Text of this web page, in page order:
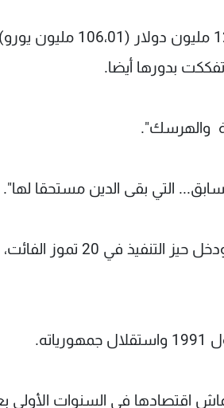
وذكرت وزارة المالية الروسية في بيان أن الحكومة دفعت للبوسنة 125،2 مليون دولار (106،01
بدورها أيضا.
التي بقى الدين مستحقا لها".
ووقعت روسيا والبوسنة اتفاقا لتسوية الدين في موسكو في 21 اذار، ودخل حيز التنفيذ في 20 تموز الفائت،
انكماش اقتصادها في السنوات الأولى